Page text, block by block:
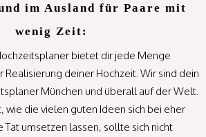
im Ausland für Paare mit
wenig Zeit:
bietet dir jede Menge
deiner Hochzeit. Wir sind dein
München und überall auf der Welt.
die vielen guten Ideen sich bei eher
Tat umsetzen lassen, sollte sich nicht